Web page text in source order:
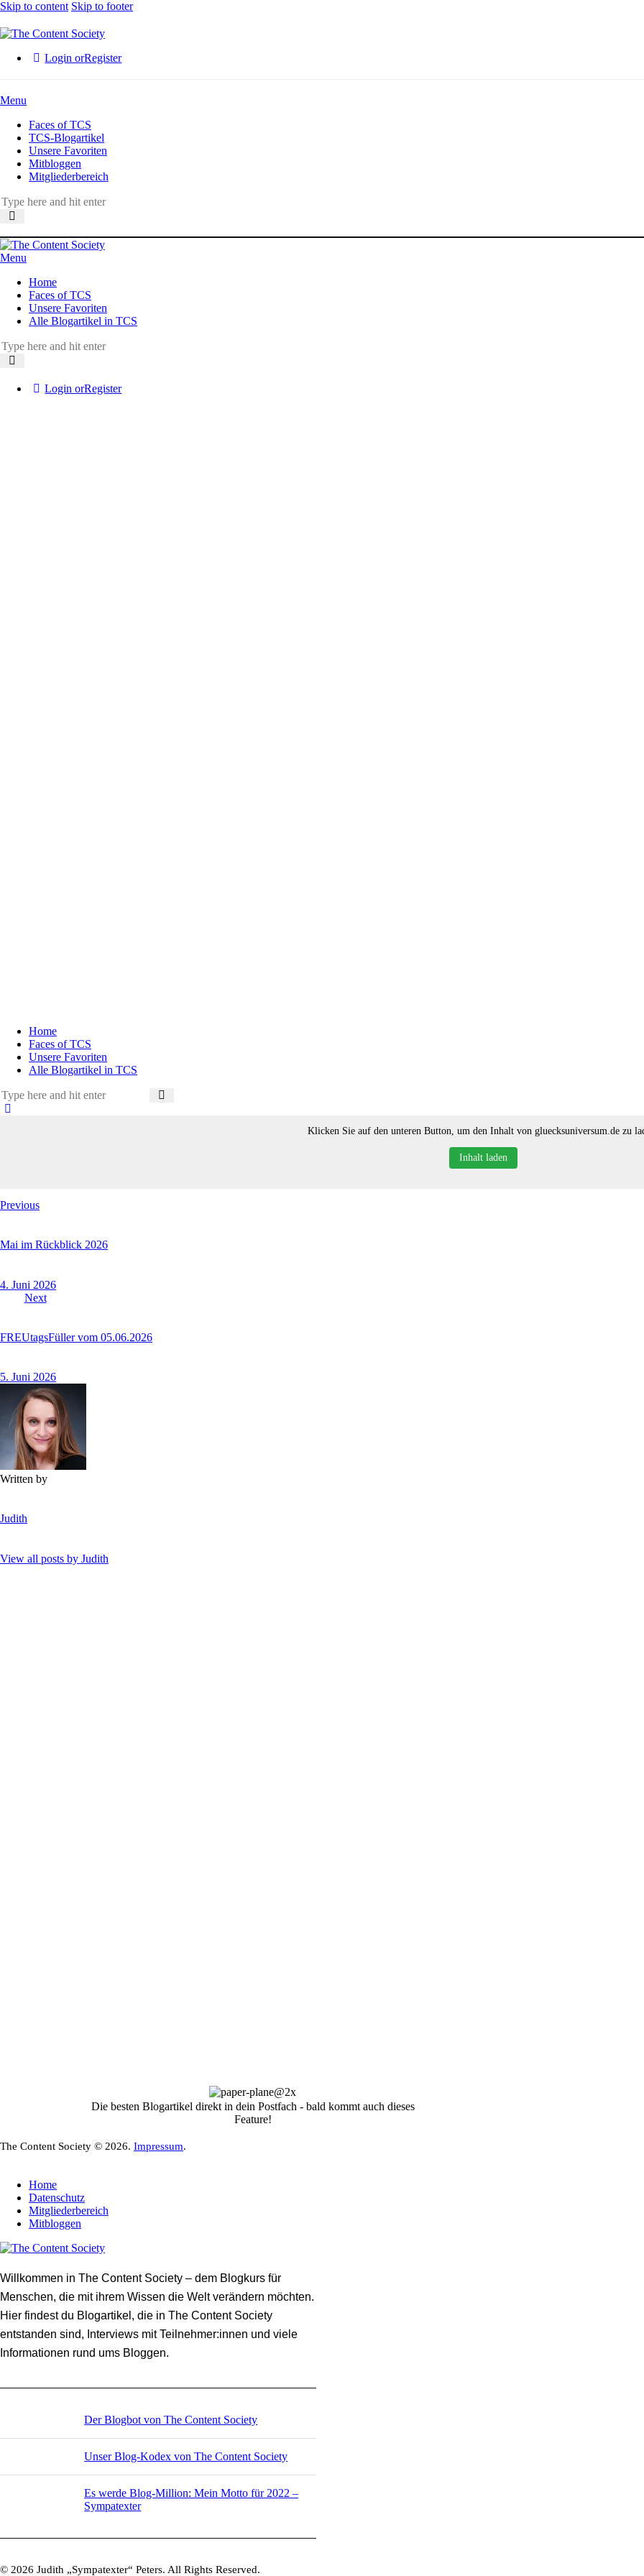
Skip to content Skip to footer
Login orRegister
Menu
Faces of TCS
TCS-Blogartikel
Unsere Favoriten
Mitbloggen
Mitgliederbereich
Menu
Home
Faces of TCS
Unsere Favoriten
Alle Blogartikel in TCS
Login orRegister
Home
Faces of TCS
Unsere Favoriten
Alle Blogartikel in TCS
Klicken Sie auf den unteren Button, um den Inhalt von gluecksuniversum.de zu
Inhalt laden
Beitragsnavigation
Previous
Mai im Rückblick 2026
4. Juni 2026
Next
FREUtagsFüller vom 05.06.2026
5. Juni 2026
Written by
Judith
View all posts by Judith
Die besten Blogartikel direkt in dein Postfach - bald kommt auch dieses
Feature!
The Content Society © 2026. Impressum.
Home
Datenschutz
Mitgliederbereich
Mitbloggen
Willkommen in The Content Society – dem Blogkurs für
Menschen, die mit ihrem Wissen die Welt verändern möchten.
Hier findest du Blogartikel, die in The Content Society
entstanden sind, Interviews mit Teilnehmer:innen und viele
Informationen rund ums Bloggen.
Der Blogbot von The Content Society
Unser Blog-Kodex von The Content Society
Es werde Blog-Million: Mein Motto für 2022 –
Sympatexter
© 2026 Judith „Sympatexter“ Peters. All Rights Reserved.